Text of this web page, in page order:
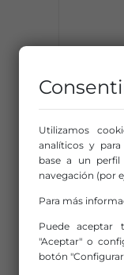
Utilizamos
analíticos y
base a un
navegación (por
Para más
Puede aceptar
"Aceptar" o
botón